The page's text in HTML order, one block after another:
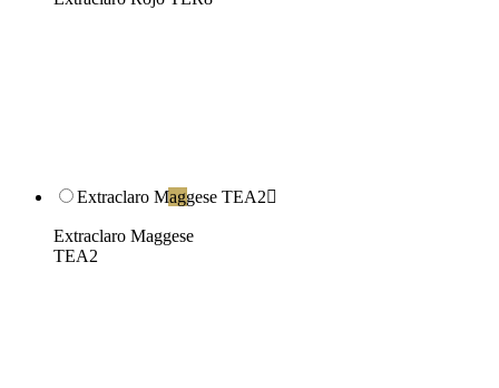
Extraclaro Maggese TEA2
Extraclaro Maggese
TEA2